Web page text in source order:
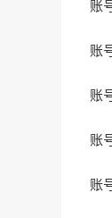
账
账
账
账
账